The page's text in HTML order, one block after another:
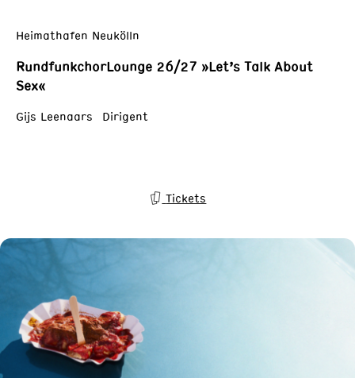
Heimathafen Neukölln
RundfunkchorLounge 26/27 »Let’s Talk About
Sex«
Gijs Leenaars Dirigent
Tickets